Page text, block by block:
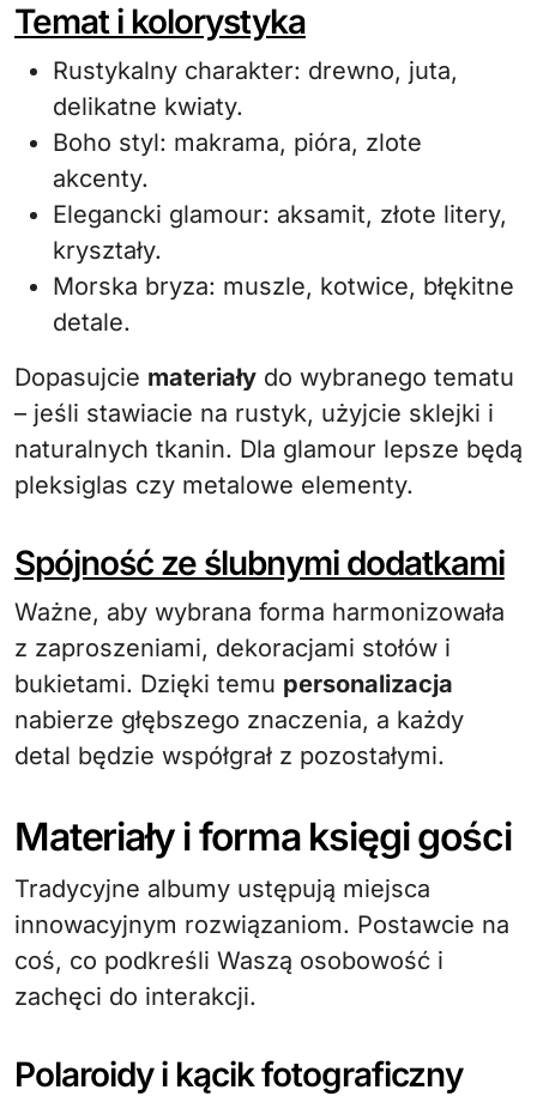
Temat i kolorystyka
Rustykalny charakter: drewno, juta,
delikatne kwiaty.
Boho styl: makrama, pióra, zlote
akcenty.
Elegancki glamour: aksamit, złote litery,
kryształy.
Morska bryza: muszle, kotwice, błękitne
detale.
Dopasujcie materiały do wybranego tematu
– jeśli stawiacie na rustyk, użyjcie sklejki i
naturalnych tkanin. Dla glamour lepsze będą
pleksiglas czy metalowe elementy.
Spójność ze ślubnymi dodatkami
Ważne, aby wybrana forma harmonizowała
z zaproszeniami, dekoracjami stołów i
bukietami. Dzięki temu personalizacja
nabierze głębszego znaczenia, a każdy
detal będzie współgrał z pozostałymi.
Materiały i forma księgi gości
Tradycyjne albumy ustępują miejsca
innowacyjnym rozwiązaniom. Postawcie na
coś, co podkreśli Waszą osobowość i
zachęci do interakcji.
Polaroidy i kącik fotograficzny